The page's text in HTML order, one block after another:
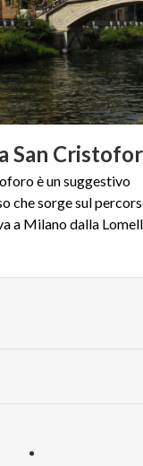
San
è un suggestivo
che sorge sul
a Milano dalla